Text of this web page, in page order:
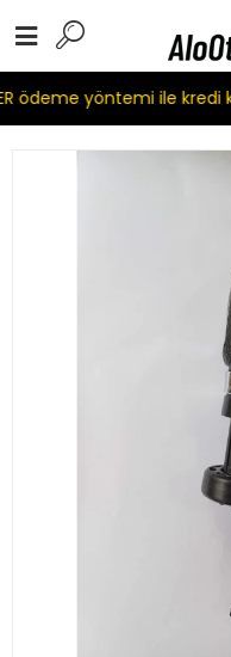
ödeme yöntemi ile kredi